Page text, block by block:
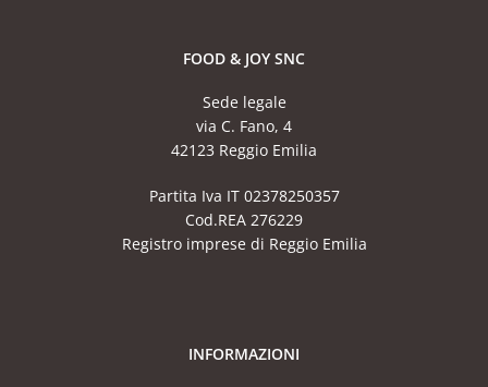
FOOD & JOY SNC
Sede legale
via C. Fano, 4
42123 Reggio Emilia
Partita Iva IT 02378250357
Cod.REA 276229
Registro imprese di Reggio Emilia
INFORMAZIONI